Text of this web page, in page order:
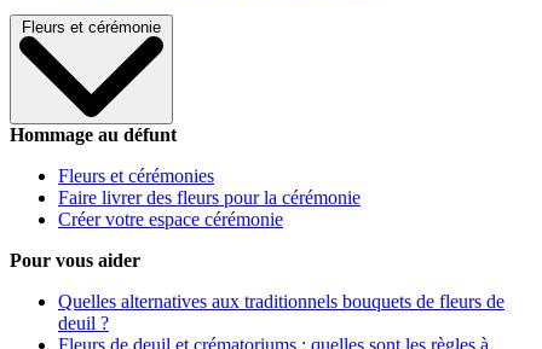
Fleurs et cérémonie
Hommage au défunt
Fleurs et cérémonies
Faire livrer des fleurs pour la cérémonie
Créer votre espace cérémonie
Pour vous aider
Quelles alternatives aux traditionnels bouquets de fleurs de
deuil ?